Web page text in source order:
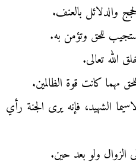
والدلائل بالعنف.
للحق وتؤمن به.
الله تعالى.
مهما كانت قوة الظالمين.
الشهيد، فإنه يرى الجنة رأي
الزوال ولو بعد حين.